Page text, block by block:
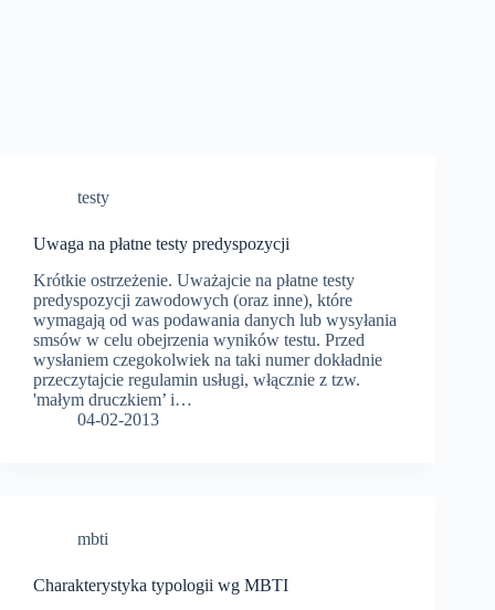
testy
Uwaga na płatne testy predyspozycji
Krótkie ostrzeżenie. Uważajcie na płatne testy
predyspozycji zawodowych (oraz inne), które
wymagają od was podawania danych lub wysyłania
smsów w celu obejrzenia wyników testu. Przed
wysłaniem czegokolwiek na taki numer dokładnie
przeczytajcie regulamin usługi, włącznie z tzw.
'małym druczkiem’ i…
04-02-2013
mbti
Charakterystyka typologii wg MBTI